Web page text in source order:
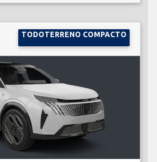
TODOTERRENO COMPACTO